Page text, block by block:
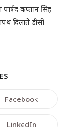
कप्तान सिंह
दिलाते डीसी
Facebook
LinkedIn